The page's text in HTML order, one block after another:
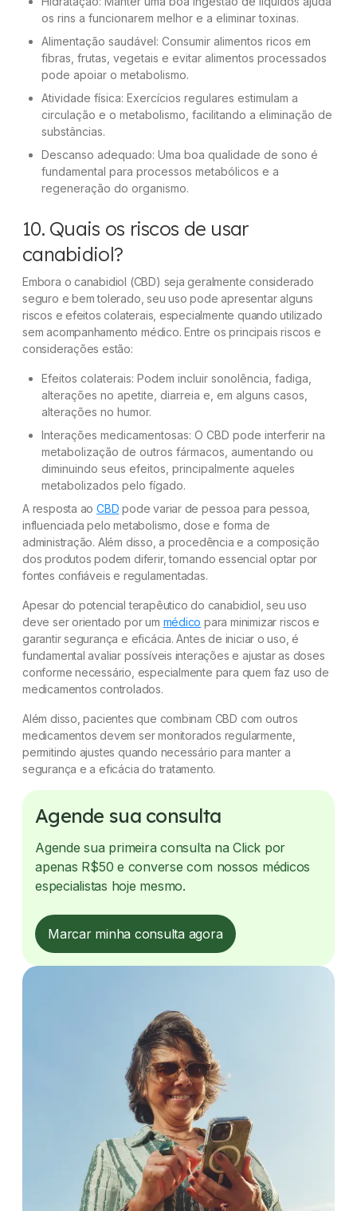
os rins a funcionarem melhor e a eliminar toxinas.
Alimentação saudável: Consumir alimentos ricos em
fibras, frutas, vegetais e evitar alimentos processados
pode apoiar o metabolismo.
Atividade física: Exercícios regulares estimulam a
circulação e o metabolismo, facilitando a eliminação de
substâncias.
Descanso adequado: Uma boa qualidade de sono é
fundamental para processos metabólicos e a
regeneração do organismo.
10. Quais os riscos de usar
canabidiol?
Embora o canabidiol (CBD) seja geralmente considerado
seguro e bem tolerado, seu uso pode apresentar alguns
riscos e efeitos colaterais, especialmente quando utilizado
sem acompanhamento médico. Entre os principais riscos e
considerações estão:
Efeitos colaterais: Podem incluir sonolência, fadiga,
alterações no apetite, diarreia e, em alguns casos,
alterações no humor.
Interações medicamentosas: O CBD pode interferir na
metabolização de outros fármacos, aumentando ou
diminuindo seus efeitos, principalmente aqueles
metabolizados pelo fígado.
A resposta aoCBD pode variar de pessoa para pessoa,
influenciada pelo metabolismo, dose e forma de
administração. Além disso, a procedência e a composição
dos produtos podem diferir, tornando essencial optar por
fontes confiáveis e regulamentadas.
Apesar do potencial terapêutico do canabidiol, seu uso
deve ser orientado por um médico para minimizar riscos e
garantir segurança e eficácia. Antes de iniciar o uso, é
fundamental avaliar possíveis interações e ajustar as doses
conforme necessário, especialmente para quem faz uso de
medicamentos controlados.
Além disso, pacientes que combinam CBD com outros
medicamentos devem ser monitorados regularmente,
permitindo ajustes quando necessário para manter a
segurança e a eficácia do tratamento.
Agende sua consulta
Agende sua primeira consulta na Click por
apenas R$50 e converse com nossos médicos
especialistas hoje mesmo.
Marcar minha consulta agora